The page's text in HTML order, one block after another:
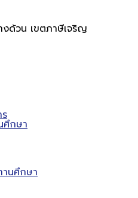
งด้วน เขตภาษีเจริญ
ศึกษา
านศึกษา